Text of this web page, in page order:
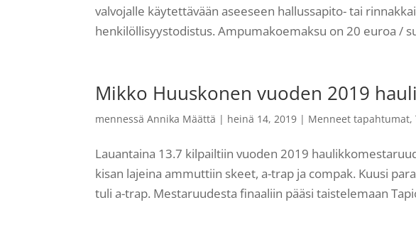
valvojalle käytettävään aseeseen hallussapito- tai
henkilöllisyystodistus. Ampumakoemaksu on 20 euroa /
Mikko Huuskonen vuoden 2019
mennessäAnnika Määttä | heinä 14, 2019 | Menneet tapahtumat,
Lauantaina 13.7 kilpailtiin vuoden 2019
kisan lajeina ammuttiin skeet, a-trap ja compak. Kuusi
tuli a-trap. Mestaruudesta finaaliin pääsi taistelemaan